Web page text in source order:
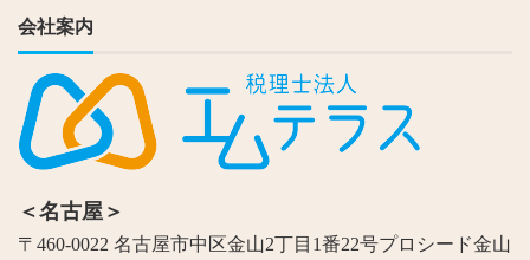
会社案内
＜名古屋＞
〒460-0022 名古屋市中区金山2丁目1番22号プロシード金山